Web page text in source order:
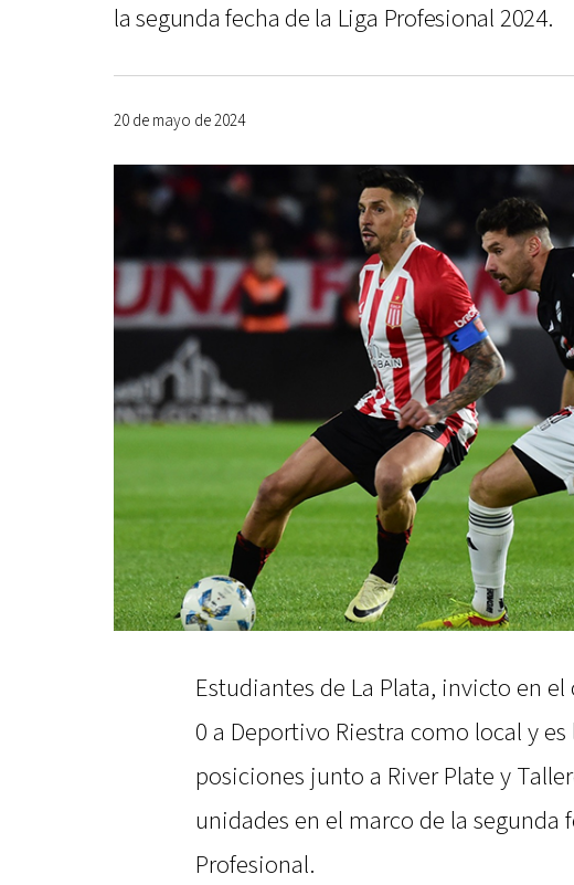
la segunda fecha de la Liga Profesional 2024.
20 de mayo de 2024
Estudiantes de La Plata, invicto en
0 a Deportivo Riestra como local y
posiciones junto a River Plate y
unidades en el marco de la segunda
Profesional.